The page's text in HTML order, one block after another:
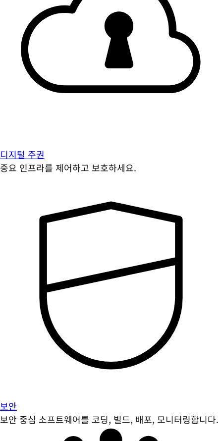
디지털 주권
중요 인프라를 제어하고 보호하세요.
보안
보안 중심 소프트웨어를 코딩, 빌드, 배포, 모니터링합니다.